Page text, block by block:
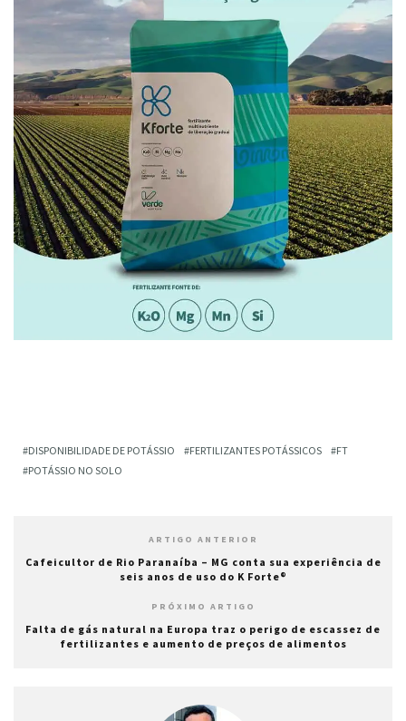
DISPONIBILIDADE DE POTÁSSIO FERTILIZANTES POTÁSSICOS
FT
POTÁSSIO NO SOLO
ARTIGO ANTERIOR
Cafeicultor de Rio Paranaíba – MG conta sua experiência de
seis anos de uso do K Forte®
PRÓXIMO ARTIGO
Falta de gás natural na Europa traz o perigo de escassez de
fertilizantes e aumento de preços de alimentos